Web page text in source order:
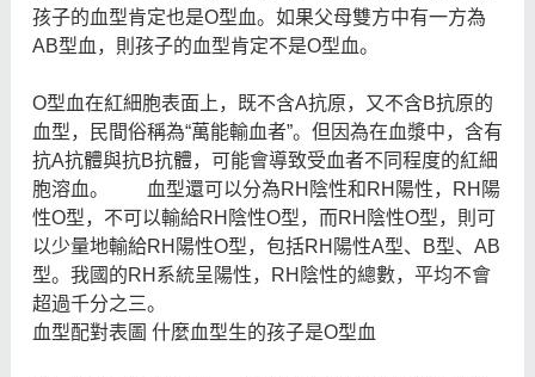
孩子的血型肯定也是O型血。如果父母雙方中有一方為
AB型血，則孩子的血型肯定不是O型血。
O型血在紅細胞表面上，既不含A抗原，又不含B抗原的
血型，民間俗稱為“萬能輸血者”。但因為在血漿中，含有
抗A抗體與抗B抗體，可能會導致受血者不同程度的紅細
胞溶血。 血型還可以分為RH陰性和RH陽性，RH陽
性O型，不可以輸給RH陰性O型，而RH陰性O型，則可
以少量地輸給RH陽性O型，包括RH陽性A型、B型、AB
型。我國的RH系統呈陽性，RH陰性的總數，平均不會
超過千分之三。
血型配對表圖 什麼血型生的孩子是O型血